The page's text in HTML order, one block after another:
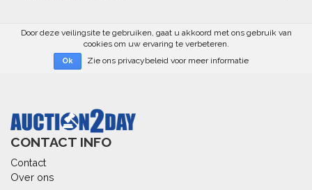
Door deze veilingsite te gebruiken, gaat u akkoord met ons gebruik van
cookies om uw ervaring te verbeteren.
Ok Zie ons privacybeleid voor meer informatie
CONTACT INFO
Contact
Over ons